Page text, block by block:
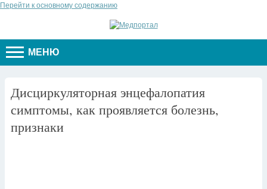
Перейти к основному содержанию
МЕНЮ
Дисциркуляторная энцефалопатия
симптомы, как проявляется болезнь,
признаки